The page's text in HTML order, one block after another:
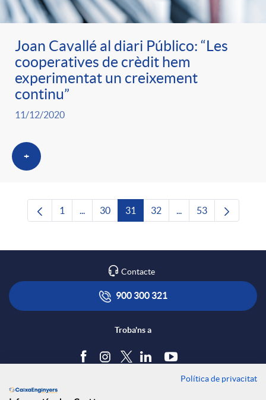
Joan Cavallé al diari Público: “Les
cooperatives de crèdit hem
experimentat un creixement
continu”
11/12/2020
+
Pàgina
1 ...Pàgines intermèdies Utilitzeu TAB per
Pàgina
30 Pàgina
31 Pàgina
32 ...Pàgines intermèdies
Pàgina
53
Contacte
900 300 321
Troba'ns a
Política de privacitat